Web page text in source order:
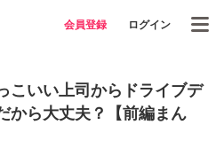
会員登録 ログイン
こいい上司からドライブデ
から大丈夫？【前編まん